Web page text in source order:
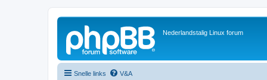
Nederlandstalig Linux forum
Snelle links V&A